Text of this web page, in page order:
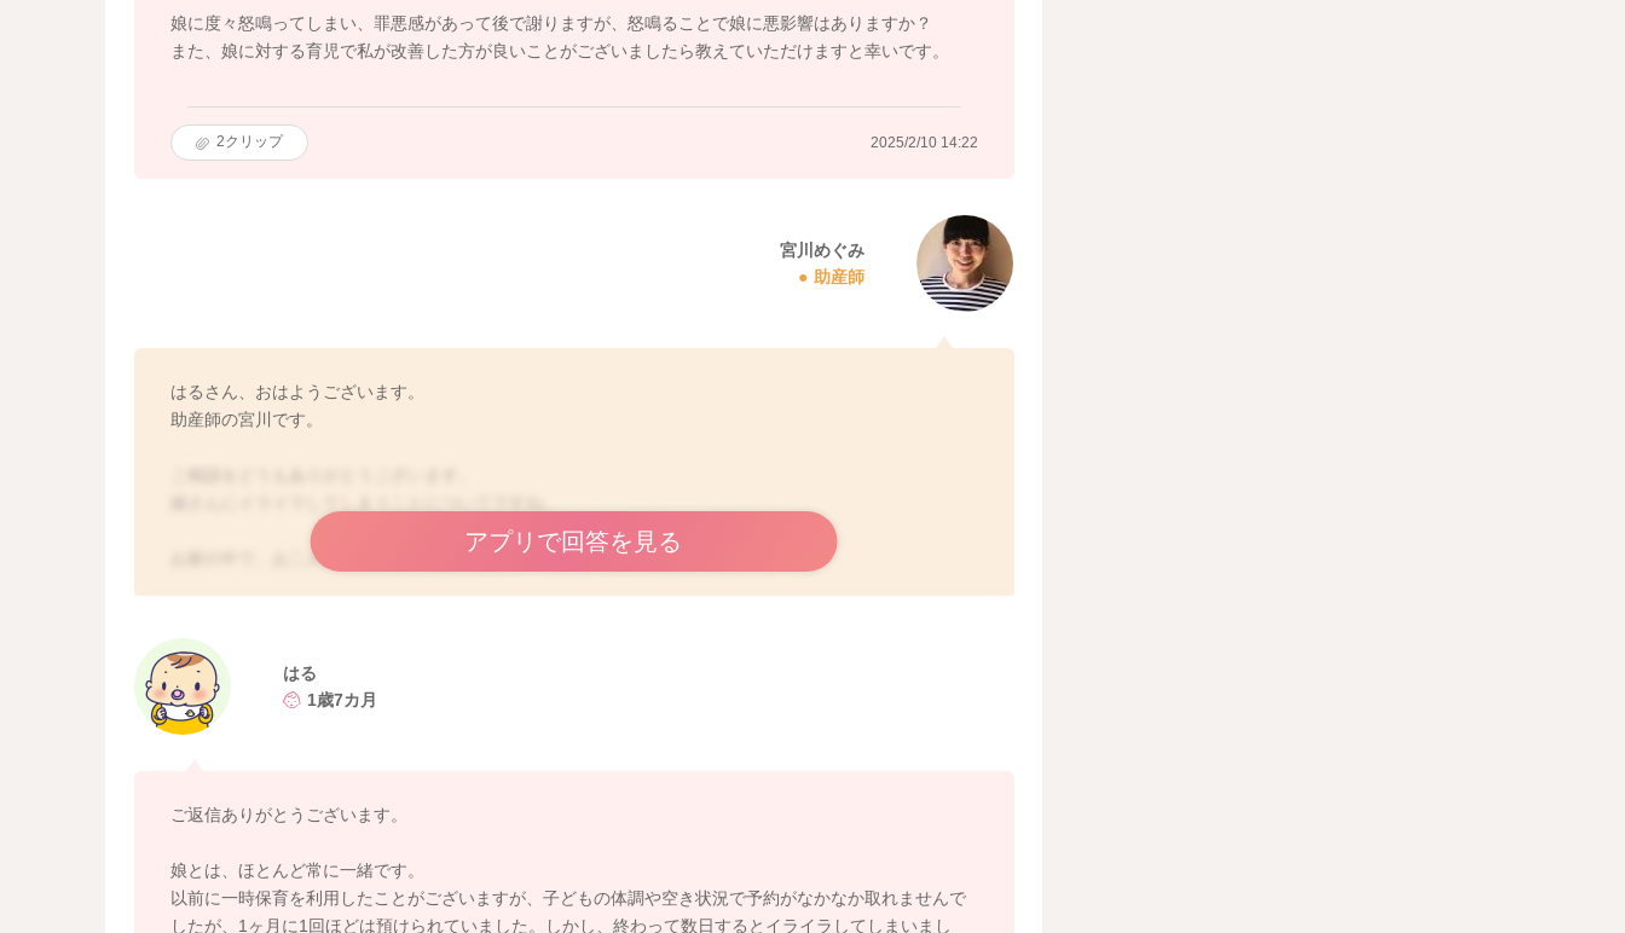
娘に度々怒鳴ってしまい、罪悪感があって後で謝りますが、怒鳴ることで娘に悪影響はありますか？
また、娘に対する育児で私が改善した方が良いことがございましたら教えていただけますと幸いです。
2クリップ 2025/2/10 14:22
宮川めぐみ
助産師
はるさん、おはようございます。
助産師の宮川です。
お家の中で、お二人で過ごすと常に追いかけられてしまうような状況になるのですね。
娘さんを一時保育に預けることはないですか？
少しでも離れる時間を設けて、預けている間に、やらないといけないことを集中してやるようにされてみ
るのもいいかもしれません。
朝起きる時間を7時にされてみてはいかがでしょうか？
そうして1日の始まりを早めてみて、お昼寝の時間がもう少し早まるとどうかな？と思いました。
そしてお昼寝の時間がもう少し長くなることで、夜中に泣いてしまうことも減ることがあるかもしれませ
ん。
アプリで回答を見る
はる
1歳7カ月
ご返信ありがとうございます。
娘とは、ほとんど常に一緒です。
以前に一時保育を利用したことがございますが、子どもの体調や空き状況で予約がなかなか取れませんで
したが、1ヶ月に1回ほどは預けられていました。しかし、終わって数日するとイライラしてしまいまし